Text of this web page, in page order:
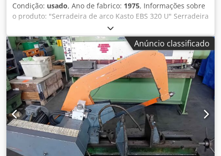
Condição: usado, Ano de fabrico: 1975, Informações sobre
o produto: "Serradeira de arco Kasto EBS 320 U" Serradeira
de arco Kasto EBS 320 U Estado: Usado Ano de fabricação:
1975 Dados técnicos: Diâmetro de corte: 320 mm Área de
corte: 90° (secção quadrada): 320 x 320 mm 45° (secção
quadrada): 180 x 18 mm 45° (secção redonda): 180 mm
Codpfozily Sex Ankerf Abertura do grampo: 320 mm
Velocidades de avanço: 37 - 102, 4 níveis Comprimento da
lâmina da serra: 575 x 50 x 2,5 mm Potência do motor: 4,5
kW Dimensões (L x P x A), aproximadamente: 1670 x 750 x
1500 (com o arco na parte superior) Peso,
aproximadamente: 700 kg Equipamento: - Sistema de
refrigeração com bomba - 2 lâminas de serra - Pés da
máquina Artigo sob consulta: Custos de transporte
fornecidos em orçamento individualizado.
Anúncio classificado